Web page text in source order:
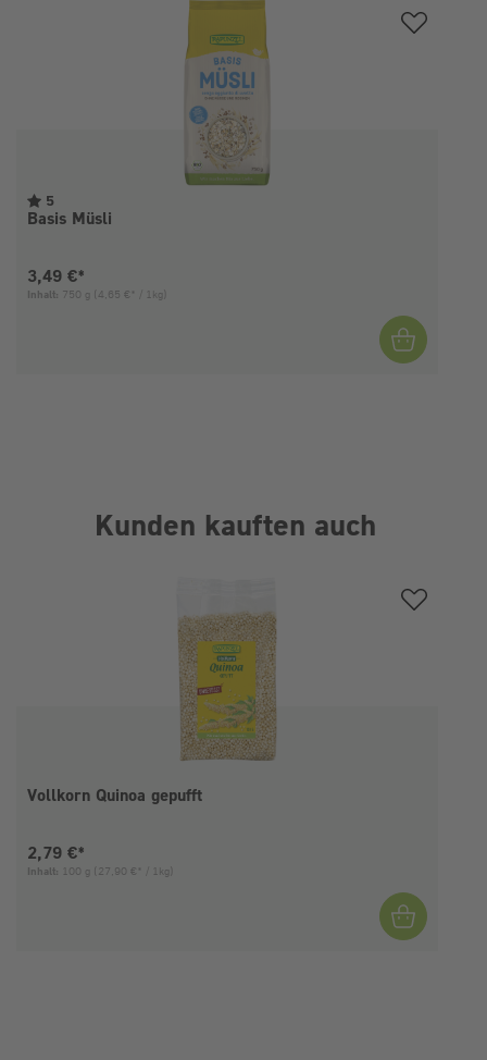
5
Basis Müsli
Aktueller Preis:
3,49 €*
Inhalt: 750 g (4,65 €* / 1kg)
Kunden kauften auch
Vollkorn Quinoa gepufft
Aktueller Preis:
2,79 €*
Inhalt: 100 g (27,90 €* / 1kg)